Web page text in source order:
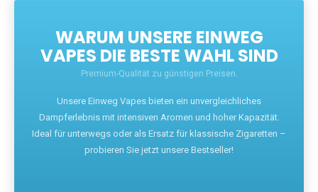
WARUM UNSERE EINWEG
VAPES DIE BESTE WAHL SIND
Premium-Qualität zu günstigen Preisen.
Unsere Einweg Vapes bieten ein unvergleichliches
Dampferlebnis mit intensiven Aromen und hoher Kapazität.
Ideal für unterwegs oder als Ersatz für klassische Zigaretten –
probieren Sie jetzt unsere Bestseller!